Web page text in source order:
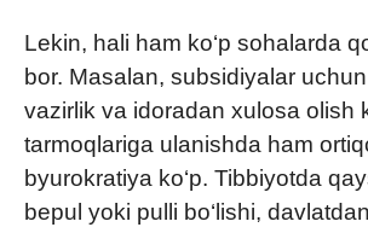
Lekin, hali ham ko‘p sohalarda
bor. Masalan, subsidiyalar
vazirlik va idoradan xulosa olish
tarmoqlariga ulanishda ham
byurokratiya ko‘p. Tibbiyotda
bepul yoki pulli bo‘lishi,